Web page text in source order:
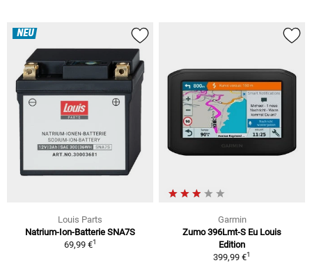
NEU
Louis Parts
Natrium-Ion-Batterie SNA7S
69,99 €1
Garmin
Zumo 396Lmt-S Eu Louis
Edition
399,99 €1